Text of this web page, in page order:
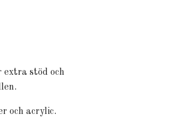
stöd och
och acrylic.